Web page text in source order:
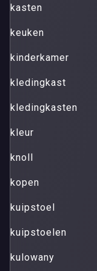
kasten
keuken
kinderkamer
kledingkast
kledingkasten
kleur
knoll
kopen
kuipstoel
kuipstoelen
kulowany